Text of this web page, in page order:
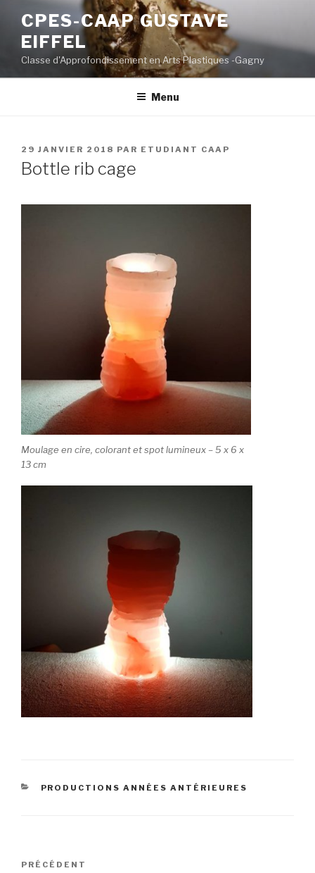
contenu
principal
CPES-CAAP GUSTAVE
EIFFEL
Classe d'Approfondissement en Arts Plastiques -Gagny
Menu
PUBLIÉ
LE
29 JANVIER 2018 PAR ETUDIANT CAAP
Bottle rib cage
Moulage en cire, colorant et spot lumineux – 5 x 6 x
13 cm
CATÉGORIES
PRODUCTIONS ANNÉES ANTÉRIEURES
Navigation
Article
PRÉCÉDENT